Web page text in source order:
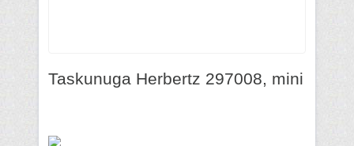
Taskunuga Herbertz 297008, mini